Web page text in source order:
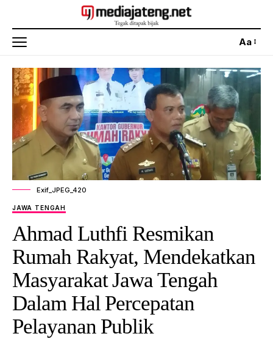
Aa
Exif_JPEG_420
JAWA TENGAH
Ahmad Luthfi Resmikan
Rumah Rakyat, Mendekatkan
Masyarakat Jawa Tengah
Dalam Hal Percepatan
Pelayanan Publik